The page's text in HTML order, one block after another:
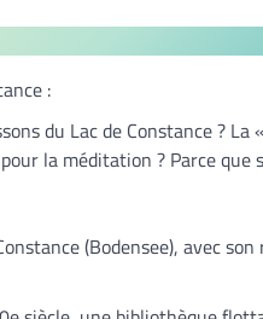
:
du Lac de Constance ?
la méditation ? Parce
(Bodensee), avec